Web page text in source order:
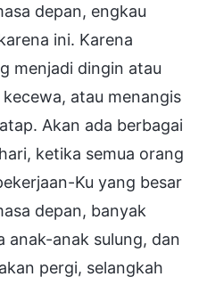
depan, engkau
ini. Karena
menjadi dingin atau
atau menangis
Akan ada berbagai
ketika semua orang
Ku yang besar
depan, banyak
anak-anak sulung, dan
pergi, selangkah